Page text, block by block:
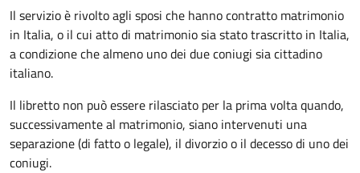
Il servizio è rivolto agli sposi che hanno contratto matrimonio
in Italia, o il cui atto di matrimonio sia stato trascritto in Italia,
a condizione che almeno uno dei due coniugi sia cittadino
italiano.
Il libretto non può essere rilasciato per la prima volta quando,
successivamente al matrimonio, siano intervenuti una
separazione (di fatto o legale), il divorzio o il decesso di uno dei
coniugi.